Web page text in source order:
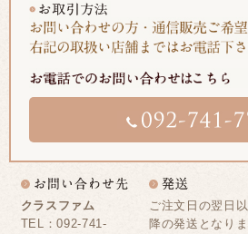
クラスファム
TEL：092-741-
ご注文日の翌日以
降の発送となりま